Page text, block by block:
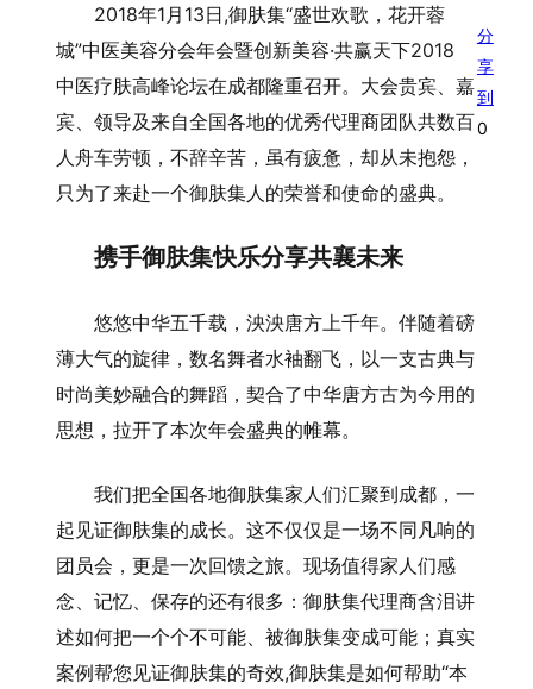
2018年1月13日,御肤集“盛世欢歌，花开蓉
城”中医美容分会年会暨创新美容·共赢天下2018
中医疗肤高峰论坛在成都隆重召开。大会贵宾、嘉
宾、领导及来自全国各地的优秀代理商团队共数百
人舟车劳顿，不辞辛苦，虽有疲惫，却从未抱怨，
只为了来赴一个御肤集人的荣誉和使命的盛典。
携手御肤集快乐分享共襄未来
悠悠中华五千载，泱泱唐方上千年。伴随着磅
薄大气的旋律，数名舞者水袖翻飞，以一支古典与
时尚美妙融合的舞蹈，契合了中华唐方古为今用的
思想，拉开了本次年会盛典的帷幕。
我们把全国各地御肤集家人们汇聚到成都，一
起见证御肤集的成长。这不仅仅是一场不同凡响的
团员会，更是一次回馈之旅。现场值得家人们感
念、记忆、保存的还有很多：御肤集代理商含泪讲
述如何把一个个不可能、被御肤集变成可能；真实
案例帮您见证御肤集的奇效,御肤集是如何帮助“本
分
享
到
0